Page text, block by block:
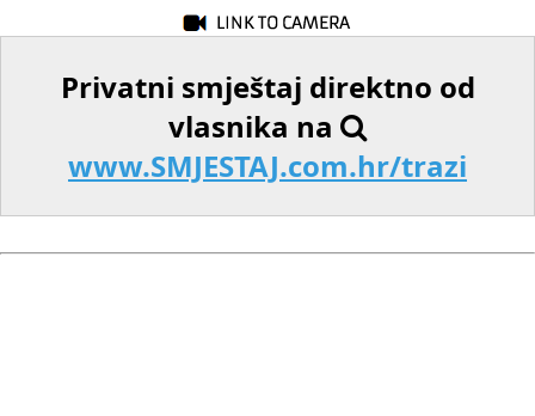
Privatni smještaj direktno od
vlasnika na
www.SMJESTAJ.com.hr/trazi